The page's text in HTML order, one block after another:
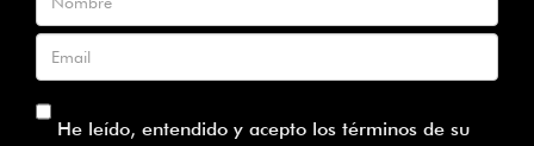
Email
He leído, entendido y acepto los términos de su